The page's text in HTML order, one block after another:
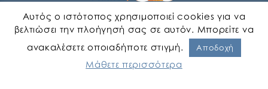
Αυτός ο ιστότοπος χρησιμοποιεί cookies για να
βελτιώσει την πλοήγησή σας σε αυτόν. Μπορείτε να
ανακαλέσετε οποιαδήποτε στιγμή.
Αποδοχή
Μάθετε περισσότερα
Αγγλικα Ελληνικα